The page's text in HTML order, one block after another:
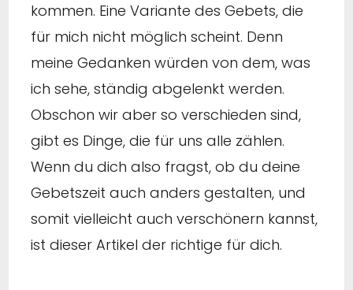
kommen. Eine Variante des Gebets, die
für mich nicht möglich scheint. Denn
meine Gedanken würden von dem, was
ich sehe, ständig abgelenkt werden.
Obschon wir aber so verschieden sind,
gibt es Dinge, die für uns alle zählen.
Wenn du dich also fragst, ob du deine
Gebetszeit auch anders gestalten, und
somit vielleicht auch verschönern kannst,
ist dieser Artikel der richtige für dich.